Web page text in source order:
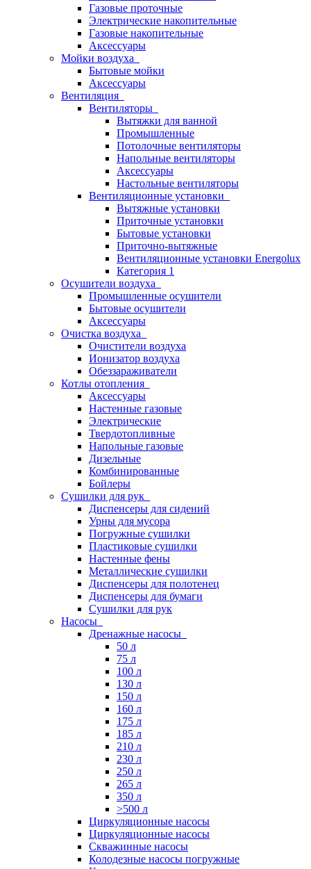
Газовые проточные
Электрические накопительные
Газовые накопительные
Аксессуары
Мойки воздуха
Бытовые мойки
Аксессуары
Вентиляция
Вентиляторы
Вытяжки для ванной
Промышленные
Потолочные вентиляторы
Напольные вентиляторы
Аксессуары
Настольные вентиляторы
Вентиляционные установки
Вытяжные установки
Приточные установки
Бытовые установки
Приточно-вытяжные
Вентиляционные установки Energolux
Категория 1
Осушители воздуха
Промышленные осушители
Бытовые осушители
Аксессуары
Очистка воздуха
Очистители воздуха
Ионизатор воздуха
Обеззараживатели
Котлы отопления
Аксессуары
Настенные газовые
Электрические
Твердотопливные
Напольные газовые
Дизельные
Комбинированные
Бойлеры
Сушилки для рук
Диспенсеры для сидений
Урны для мусора
Погружные сушилки
Пластиковые сушилки
Настенные фены
Металлические сушилки
Диспенсеры для полотенец
Диспенсеры для бумаги
Сушилки для рук
Насосы
Дренажные насосы
50 л
75 л
100 л
130 л
150 л
160 л
175 л
185 л
210 л
230 л
250 л
265 л
350 л
>500 л
Циркуляционные насосы
Циркуляционные насосы
Скважинные насосы
Колодезные насосы погружные